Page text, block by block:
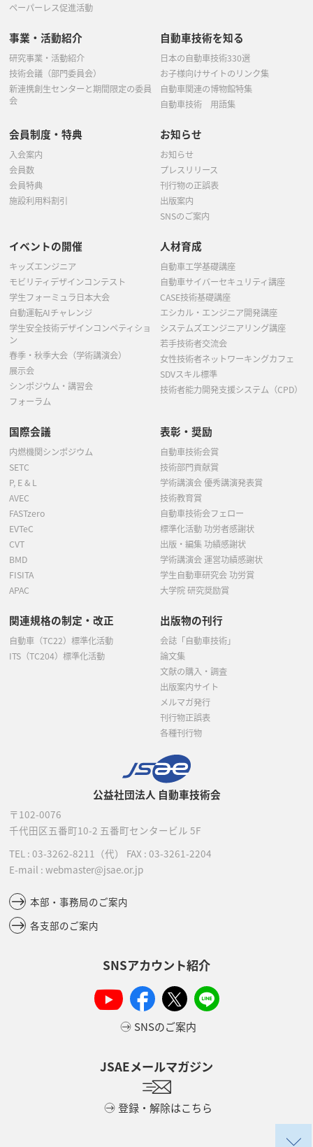
公益社団法人 自動車技術会
〒102-0076
千代田区五番町10-2 五番町センタービル 5F
TEL : 03-3262-8211 （代） FAX : 03-3261-2204
E-mail : webmaster@jsae.or.jp
本部・事務局のご案内
各支部のご案内
SNSアカウント紹介
SNSのご案内
JSAEメールマガジン
登録・解除はこちら
ペーパーレス促進活動
事業・活動紹介
研究事業・活動紹介
技術会議（部門委員会）
新連携創生センターと期間限定の委員
会
自動車技術を知る
日本の自動車技術330選
お子様向けサイトのリンク集
自動車関連の博物館特集
自動車技術 用語集
会員制度・特典
入会案内
会員数
会員特典
施設利用料割引
お知らせ
お知らせ
プレスリリース
刊行物の正誤表
出版案内
SNSのご案内
イベントの開催
キッズエンジニア
モビリティデザインコンテスト
学生フォーミュラ日本大会
自動運転AIチャレンジ
学生安全技術デザインコンペティショ
ン
春季・秋季大会（学術講演会）
展示会
シンポジウム・講習会
フォーラム
人材育成
自動車工学基礎講座
自動車サイバーセキュリティ講座
CASE技術基礎講座
エシカル・エンジニア開発講座
システムズエンジニアリング講座
若手技術者交流会
女性技術者ネットワーキングカフェ
SDVスキル標準
技術者能力開発支援システム（CPD）
国際会議
内燃機関シンポジウム
SETC
P, E & L
AVEC
FASTzero
EVTeC
CVT
BMD
FISITA
APAC
表彰・奨励
自動車技術会賞
技術部門貢献賞
学術講演会 優秀講演発表賞
技術教育賞
自動車技術会フェロー
標準化活動 功労者感謝状
出版・編集 功績感謝状
学術講演会 運営功績感謝状
学生自動車研究会 功労賞
大学院 研究奨励賞
関連規格の制定・改正
自動車（TC22）標準化活動
ITS（TC204）標準化活動
出版物の刊行
会誌「自動車技術」
論文集
文献の購入・調査
出版案内サイト
メルマガ発行
刊行物正誤表
各種刊行物